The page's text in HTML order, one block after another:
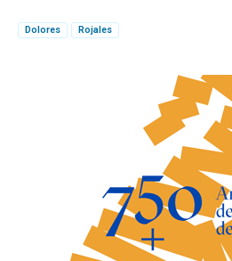
Dolores
Rojales